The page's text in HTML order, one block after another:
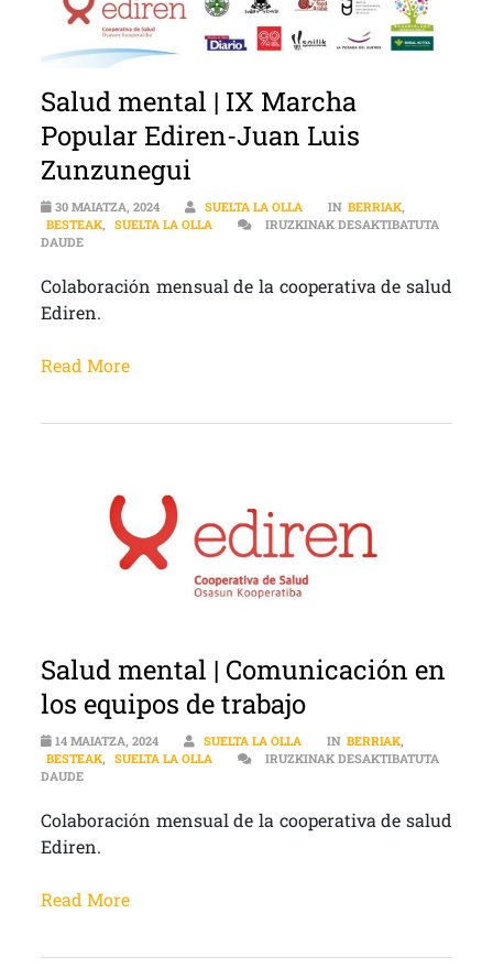
Salud mental | IX Marcha
Popular Ediren-Juan Luis
Zunzunegui
30 MAIATZA, 2024 SUELTA LA OLLA IN BERRIAK,
BESTEAK, SUELTA LA OLLA
IRUZKINAK DESAKTIBATUTA
DAUDESALUD MENTAL | IX MARCHA POPULAR EDIREN-JUAN LUIS
Colaboración mensual de la cooperativa de salud
Ediren.
Read More
Salud mental | Comunicación en
los equipos de trabajo
14 MAIATZA, 2024 SUELTA LA OLLA IN BERRIAK,
BESTEAK, SUELTA LA OLLA
IRUZKINAK DESAKTIBATUTA
DAUDESALUD MENTAL | COMUNICACIÓN EN LOS EQUIPOS DE TRABAJO
Colaboración mensual de la cooperativa de salud
Ediren.
Read More